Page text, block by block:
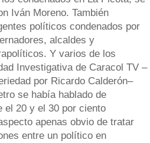
Iván Moreno. También
políticos condenados por
alcaldes y
Y varios de los
Investigativa de Caracol TV –
por Ricardo Calderón–
se había hablado de
el 20 y el 30 por ciento
apenas obvio de tratar
entre un político en